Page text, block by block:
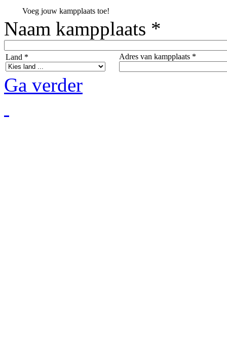
Voeg jouw kampplaats toe!
Naam kampplaats *
Land * Adres van kampplaats *
Ga verder